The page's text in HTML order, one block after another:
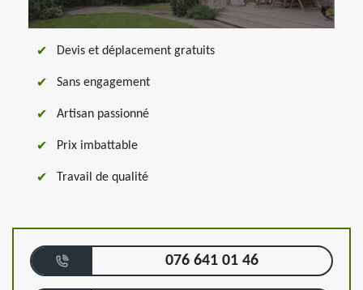
Devis et déplacement gratuits
Sans engagement
Artisan passionné
Prix imbattable
Travail de qualité
076 641 01 46